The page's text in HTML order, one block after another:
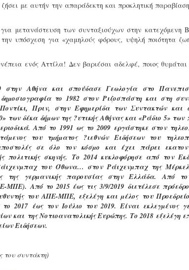
με αυτήν την απαράδεκτη και προκλητική
μετανάστευση των συνταξιούχων στην κατεχόμενη
υπόσχεση για «χαμηλούς φόρους, υψηλή ποιότητα
ενός Αττίλα! Δεν βαριέσαι αδελφέ, ποιος
στην Αθήνα και σπούδασε Γεωλογία στο
το 1982 στον Ριζοσπάστη και στη
Πριν, στην Εφηµερίδα των Συντακτών και
των δέκα δήµων της ?υτικής Αθήνας και «Ράδιο 5» των
Από το 1991 ως το 2009 εργάστηκε στον
του τµήµατος ?ιεθνών Ειδήσεων του
σε όλο τον κόσµο και έχει πάρει
πολιτικής σκηνής. Το 2014 κυκλοφόρησε από τον
του Όθωνα… στον Ράιχενµπαχ της
της γερµανικής παρουσίας στην Ελλάδα. Από
Από το 2015 έως τις 3/9/2019 διετέλεσε
του ΑΠΕ-ΜΠΕ, εξελέγη και µέλος του
έως τον Ιούλιο του 2019. Είναι εκλεγµένος
και της Νοτιοανατολικής Ευρώπης. Το 2018 εξελέγη
Ειδήσεων.
του συντάκτη)